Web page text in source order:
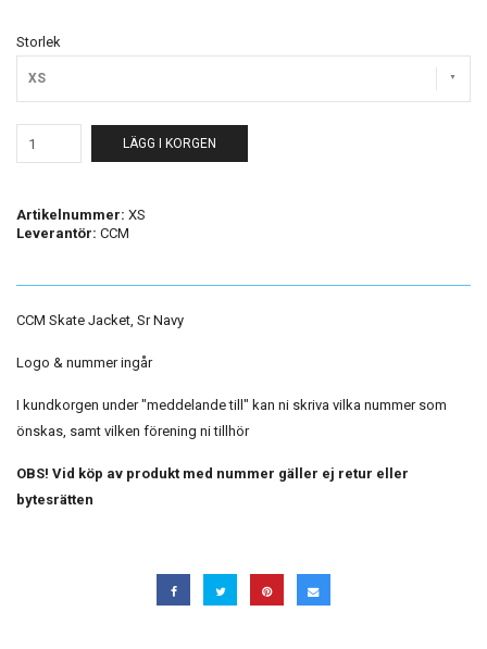
Storlek
XS
LÄGG I KORGEN
Artikelnummer: XS
Leverantör: CCM
CCM Skate Jacket, Sr Navy
Logo & nummer ingår
I kundkorgen under "meddelande till" kan ni skriva vilka nummer som
önskas, samt vilken förening ni tillhör
OBS! Vid köp av produkt med nummer gäller ej retur eller
bytesrätten